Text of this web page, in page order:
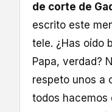
de corte de
escrito este
tele. ¿Has oído
Papa, verdad?
respeto unos a
todos hacemos